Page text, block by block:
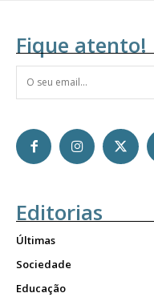
Fique atento!
Editorias
Últimas
Sociedade
Educação